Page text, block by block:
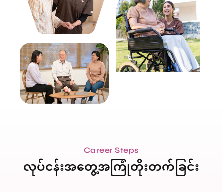
Career Steps
လုပ်ငန်းအတွေ့အကြုံတိုးတက်ခြင်း